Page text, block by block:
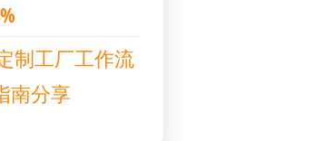
制工厂工作流
南分享